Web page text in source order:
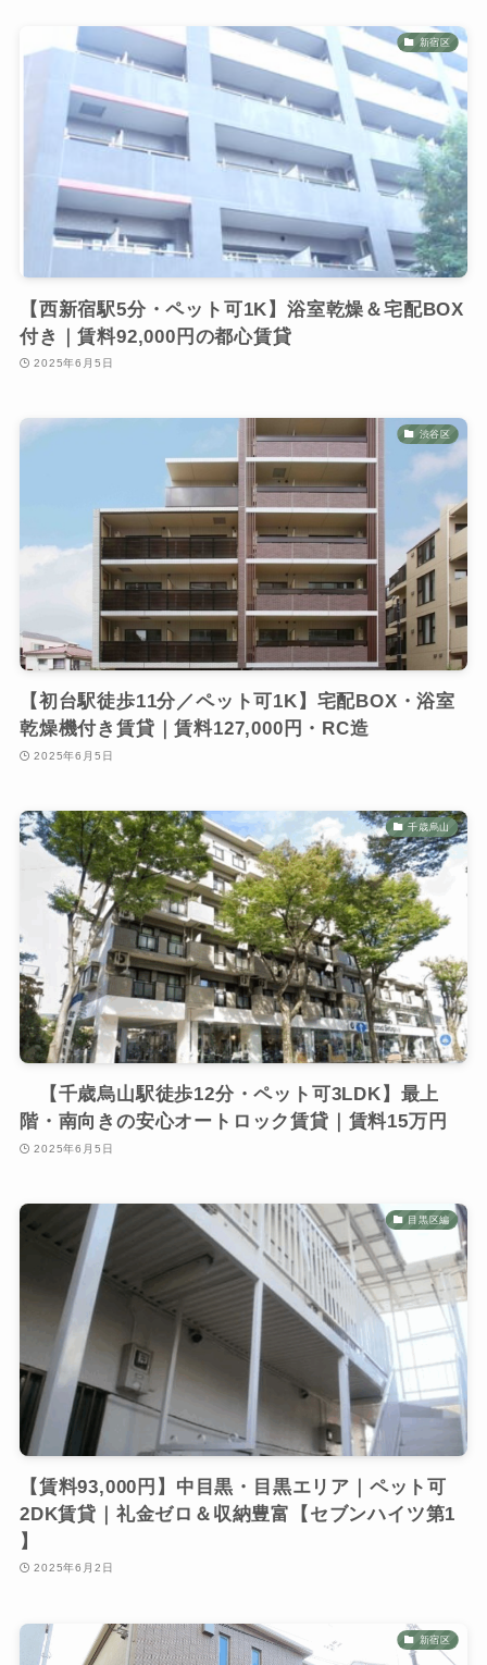
新宿区
【西新宿駅5分・ペット可1K】浴室乾燥＆宅配BOX
付き｜賃料92,000円の都心賃貸
2025年6月5日
渋谷区
【初台駅徒歩11分／ペット可1K】宅配BOX・浴室
乾燥機付き賃貸｜賃料127,000円・RC造
2025年6月5日
千歳烏山
【千歳烏山駅徒歩12分・ペット可3LDK】最上
階・南向きの安心オートロック賃貸｜賃料15万円
2025年6月5日
目黒区編
【賃料93,000円】中目黒・目黒エリア｜ペット可
2DK賃貸｜礼金ゼロ＆収納豊富【セブンハイツ第1
】
2025年6月2日
新宿区